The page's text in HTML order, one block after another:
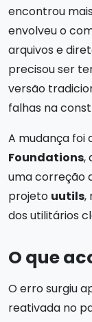
encontrou
envolveu o
arquivos e
precisou ser
versão
falhas na
A mudança foi
Foundations,
uma correção
projeto uutils,
dos utilitários
O que
O erro surgiu
reativada no